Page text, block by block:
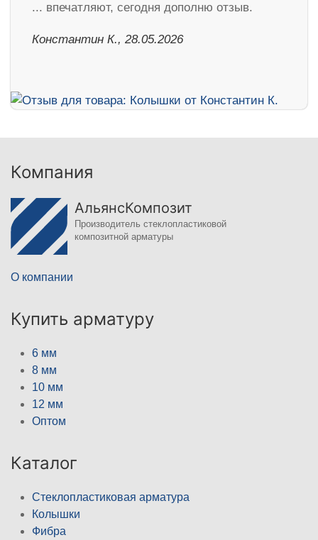
... впечатляют, сегодня дополню отзыв.
Константин К., 28.05.2026
Компания
АльянсКомпозит
Производитель стеклопластиковой
композитной арматуры
О компании
Купить арматуру
6 мм
8 мм
10 мм
12 мм
Оптом
Каталог
Стеклопластиковая арматура
Колышки
Фибра